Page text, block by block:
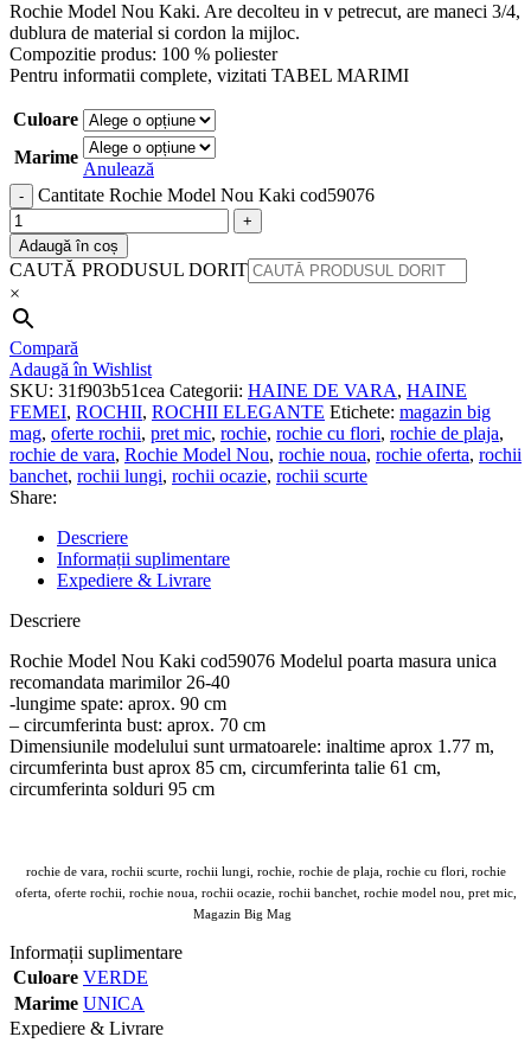
Rochie Model Nou Kaki. Are decolteu in v petrecut, are maneci 3/4,
dublura de material si cordon la mijloc.
Compozitie produs: 100 % poliester
Pentru informatii complete, vizitati TABEL MARIMI
Culoare
Marime
Anulează
Cantitate Rochie Model Nou Kaki cod59076
Adaugă în coș
CAUTĂ PRODUSUL DORIT
×
Compară
Adaugă în Wishlist
SKU: 31f903b51cea Categorii: HAINE DE VARA, HAINE
FEMEI, ROCHII, ROCHII ELEGANTE Etichete: magazin big
mag, oferte rochii, pret mic, rochie, rochie cu flori, rochie de plaja,
rochie de vara, Rochie Model Nou, rochie noua, rochie oferta, rochii
banchet, rochii lungi, rochii ocazie, rochii scurte
Share:
Descriere
Informații suplimentare
Expediere & Livrare
Descriere
Rochie Model Nou Kaki cod59076 Modelul poarta masura unica
recomandata marimilor 26-40
-lungime spate: aprox. 90 cm
– circumferinta bust: aprox. 70 cm
Dimensiunile modelului sunt urmatoarele: inaltime aprox 1.77 m,
circumferinta bust aprox 85 cm, circumferinta talie 61 cm,
circumferinta solduri 95 cm
rochie de vara, rochii scurte, rochii lungi, rochie, rochie de plaja, rochie cu flori, rochie
oferta, oferte rochii, rochie noua, rochii ocazie, rochii banchet, rochie model nou, pret mic,
Magazin Big Mag
Informații suplimentare
Culoare VERDE
Marime UNICA
Expediere & Livrare